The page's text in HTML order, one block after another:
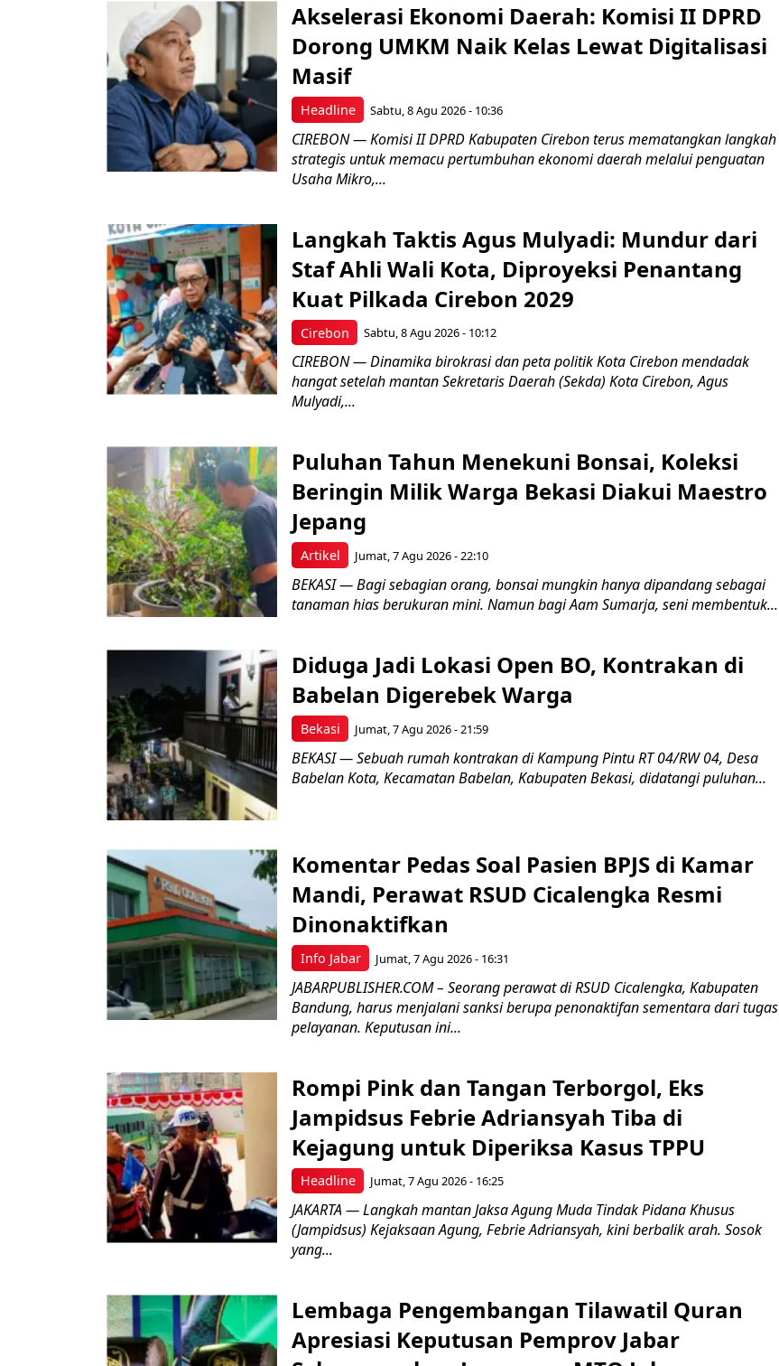
Headline
Akselerasi Ekonomi Daerah: Komisi II DPRD
Dorong UMKM Naik Kelas Lewat Digitalisasi
Masif
Sabtu, 8 Agu 2026 - 10:36
CIREBON — Komisi II DPRD Kabupaten Cirebon terus mematangkan langkah
strategis untuk memacu pertumbuhan ekonomi daerah melalui penguatan
Usaha Mikro,...
Cirebon
Langkah Taktis Agus Mulyadi: Mundur dari
Staf Ahli Wali Kota, Diproyeksi Penantang
Kuat Pilkada Cirebon 2029
Sabtu, 8 Agu 2026 - 10:12
CIREBON — Dinamika birokrasi dan peta politik Kota Cirebon mendadak
hangat setelah mantan Sekretaris Daerah (Sekda) Kota Cirebon, Agus
Mulyadi,...
Artikel
Puluhan Tahun Menekuni Bonsai, Koleksi
Beringin Milik Warga Bekasi Diakui Maestro
Jepang
Jumat, 7 Agu 2026 - 22:10
BEKASI — Bagi sebagian orang, bonsai mungkin hanya dipandang sebagai
tanaman hias berukuran mini. Namun bagi Aam Sumarja, seni membentuk...
Bekasi
Diduga Jadi Lokasi Open BO, Kontrakan di
Babelan Digerebek Warga
Jumat, 7 Agu 2026 - 21:59
BEKASI — Sebuah rumah kontrakan di Kampung Pintu RT 04/RW 04, Desa
Babelan Kota, Kecamatan Babelan, Kabupaten Bekasi, didatangi puluhan...
Info Jabar
Komentar Pedas Soal Pasien BPJS di Kamar
Mandi, Perawat RSUD Cicalengka Resmi
Dinonaktifkan
Jumat, 7 Agu 2026 - 16:31
JABARPUBLISHER.COM – Seorang perawat di RSUD Cicalengka, Kabupaten
Bandung, harus menjalani sanksi berupa penonaktifan sementara dari tugas
pelayanan. Keputusan ini...
Headline
Rompi Pink dan Tangan Terborgol, Eks
Jampidsus Febrie Adriansyah Tiba di
Kejagung untuk Diperiksa Kasus TPPU
Jumat, 7 Agu 2026 - 16:25
JAKARTA — Langkah mantan Jaksa Agung Muda Tindak Pidana Khusus
(Jampidsus) Kejaksaan Agung, Febrie Adriansyah, kini berbalik arah. Sosok
yang...
Lembaga Pengembangan Tilawatil Quran
Apresiasi Keputusan Pemprov Jabar